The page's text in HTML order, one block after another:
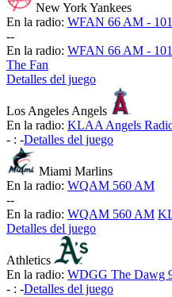
New York Yankees
En la radio: WFAN 66 AM -
--
En la radio: WFAN 66 AM -
The Fan
Detalles del juego
Los Angeles Angels
En la radio: KLAA Angels
- : -Detalles del juego
Miami Marlins
En la radio: WQAM 560 AM
--
En la radio: WQAM 560 AM
Detalles del juego
Athletics
En la radio: WDGG The Dawg
- : -Detalles del juego